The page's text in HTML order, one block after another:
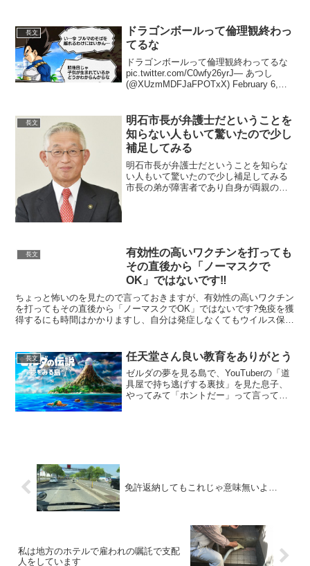
長文
ドラゴンボールって倫理観終わっ
てるな
ドラゴンボールって倫理観終わってるな
pic.twitter.com/C0wfy26yrJ— あつし
(@XUzmMDFJaFPOTxX) February 6,
長文
明石市長が弁護士だということを
知らない人もいて驚いたので少し
補足してみる
明石市長が弁護士だということを知らな
い人もいて驚いたので少し補足してみる
市長の弟が障害者であり自身が両親の代
長文
有効性の高いワクチンを打っても
その直後から「ノーマスクで
OK」ではないです‼
ちょっと怖いのを見たので言っておきますが、有効性の高いワクチン
を打ってもその直後から「ノーマスクでOK」ではないです?免疫を獲
得するにも時間はかかりますし、自分は発症しなくてもウイルス保有
長文 任天堂さん良い教育をありがとう
ゼルダの夢を見る島で、YouTuberの「道
具屋で持ち逃げする裏技」を見た息子、
やってみて「ホントだー」って言ってた
免許返納してもこれじゃ意味無いよ…
私は地方のホテルで雇われの嘱託で支配
人をしています